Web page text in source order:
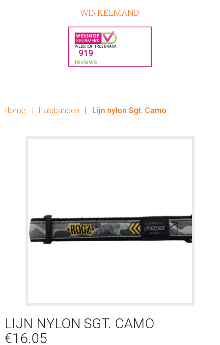
WINKELMAND
Home | Halsbanden | Lijn nylon Sgt. Camo
LIJN NYLON SGT. CAMO
€16.05